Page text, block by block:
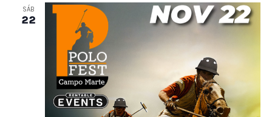
SÁB
22